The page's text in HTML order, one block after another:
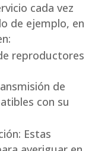
cada vez
de ejemplo, en
reproductores
de
con su
Estas